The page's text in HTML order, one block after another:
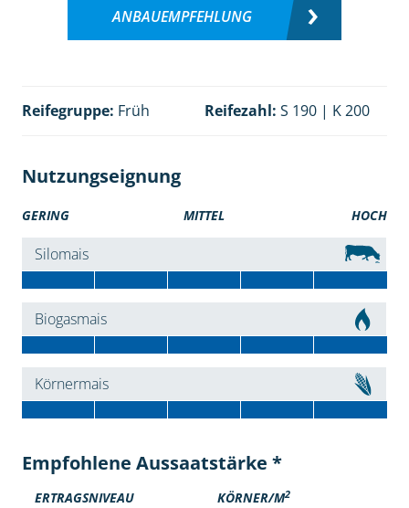
ANBAUEMPFEHLUNG
Reifegruppe: Früh Reifezahl: S 190 | K 200
Nutzungseignung
GERING MITTEL HOCH
Silomais
Biogasmais
Körnermais
Empfohlene Aussaatstärke *
ERTRAGSNIVEAU KÖRNER/M2